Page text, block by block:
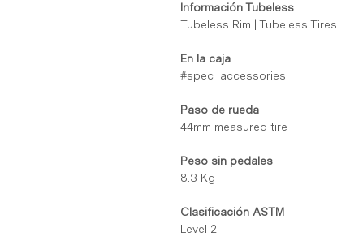
Información Tubeless
Tubeless Rim | Tubeless Tires
En la caja
#spec_accessories
Paso de rueda
44mm measured tire
Peso sin pedales
8.3 Kg
Clasificación ASTM
Level 2